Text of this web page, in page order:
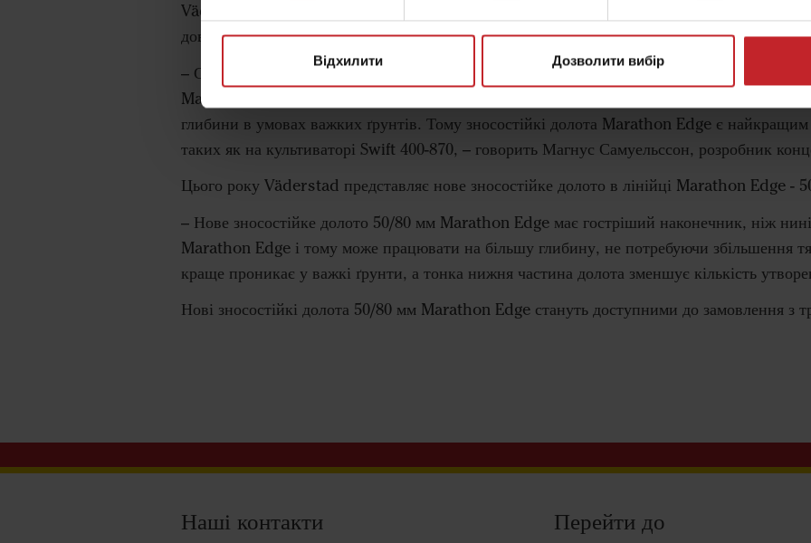
Відхилити Дозволити вибір
Väderstad пропонує три основні серії доліт для сімейства культиваторів. Це стандартна
довговічна лінійка зносостійких доліт Marathon, а також посилена лінійка
– Серія зносостійких доліт Marathon Edge характеризується більш тонкою товщиною у
Marathon. Це покращує здатність розпушування ґрунту, що, в свою чергу, позитивно
глибини в умовах важких ґрунтів. Тому зносостійкі долота Marathon Edge є
таких як на культиваторі Swift 400-870, – говорить Магнус Самуельссон, розробник
Цього року Väderstad представляє нове зносостійке долото в лінійці Marathon Edge
– Нове зносостійке долото 50/80 мм Marathon Edge має гостріший наконечник, ніж
Marathon Edge і тому може працювати на більшу глибину, не потребуючи збільшення
краще проникає у важкі ґрунти, а тонка нижня частина долота зменшує кількість
Нові зносостійкі долота 50/80 мм Marathon Edge стануть доступними до замовлення з
Наші контакти Перейти до